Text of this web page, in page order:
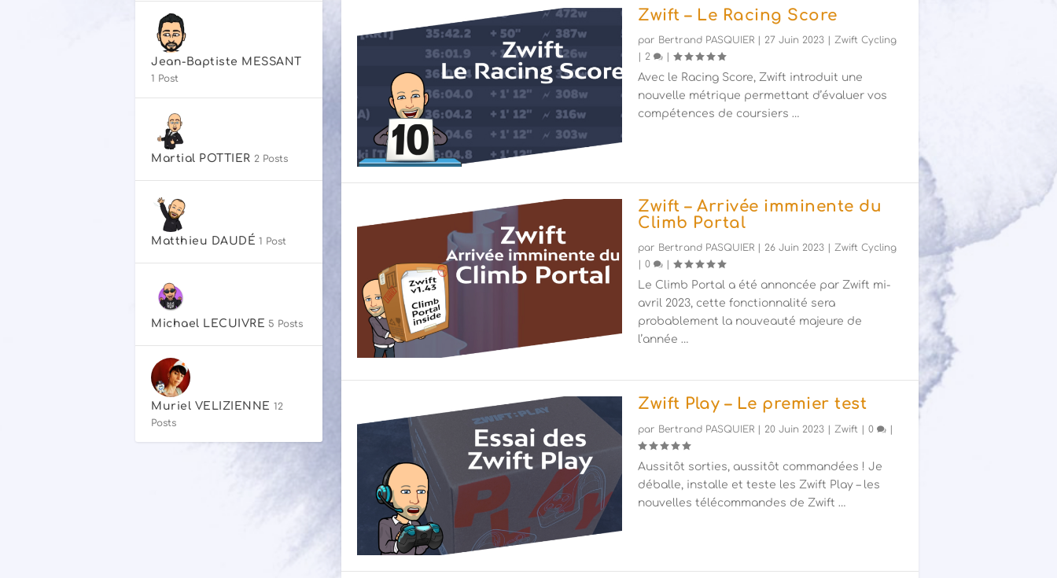
Zwift – Le Racing Score
par Bertrand PASQUIER | 27 Juin 2023 | Zwift Cycling
| 2 |
Avec le Racing Score, Zwift introduit une
nouvelle métrique permettant d’évaluer vos
compétences de coursiers …
Zwift – Arrivée imminente du
Climb Portal
par Bertrand PASQUIER | 26 Juin 2023 | Zwift Cycling
| 0 |
Le Climb Portal a été annoncée par Zwift mi-
avril 2023, cette fonctionnalité sera
probablement la nouveauté majeure de
l’année …
Zwift Play – Le premier test
par Bertrand PASQUIER | 20 Juin 2023 | Zwift | 0 |
Aussitôt sorties, aussitôt commandées ! Je
déballe, installe et teste les Zwift Play – les
nouvelles télécommandes de Zwift …
Jean-Baptiste MESSANT
1 Post
Martial POTTIER 2 Posts
Matthieu DAUDÉ 1 Post
Michael LECUIVRE 5 Posts
Muriel VELIZIENNE 12
Posts